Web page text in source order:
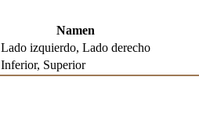
Namen
Lado izquierdo, Lado derecho
Inferior, Superior